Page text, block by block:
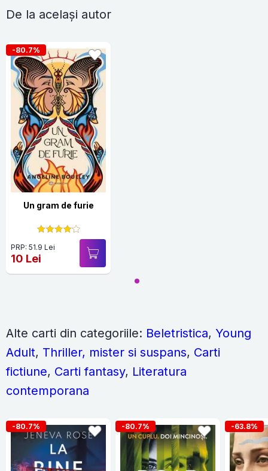
De la același autor
-80.7%
Un gram de furie
PRP: 51.9 Lei
10 Lei
Alte carti din categoriile: Beletristica, Young
Adult, Thriller, mister si suspans, Carti
fictiune, Carti fantasy, Literatura
contemporana
-80.7% -80.7% -63.8%